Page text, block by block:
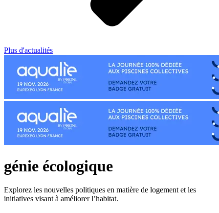
Plus d'actualités
génie écologique
Explorez les nouvelles politiques en matière de logement et les
initiatives visant à améliorer l’habitat.